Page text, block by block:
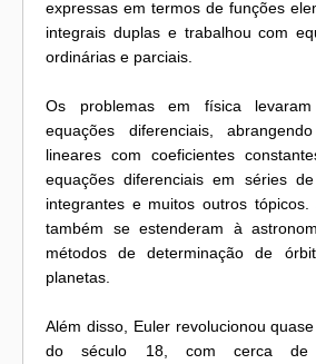
expressas em termos de funções
integrais duplas e trabalhou com
ordinárias e parciais.
Os problemas em física
equações diferenciais,
lineares com coeficientes
equações diferenciais em séries
integrantes e muitos outros tópicos.
também se estenderam à
métodos de determinação de
planetas.
Além disso, Euler revolucionou
do século 18, com cerca